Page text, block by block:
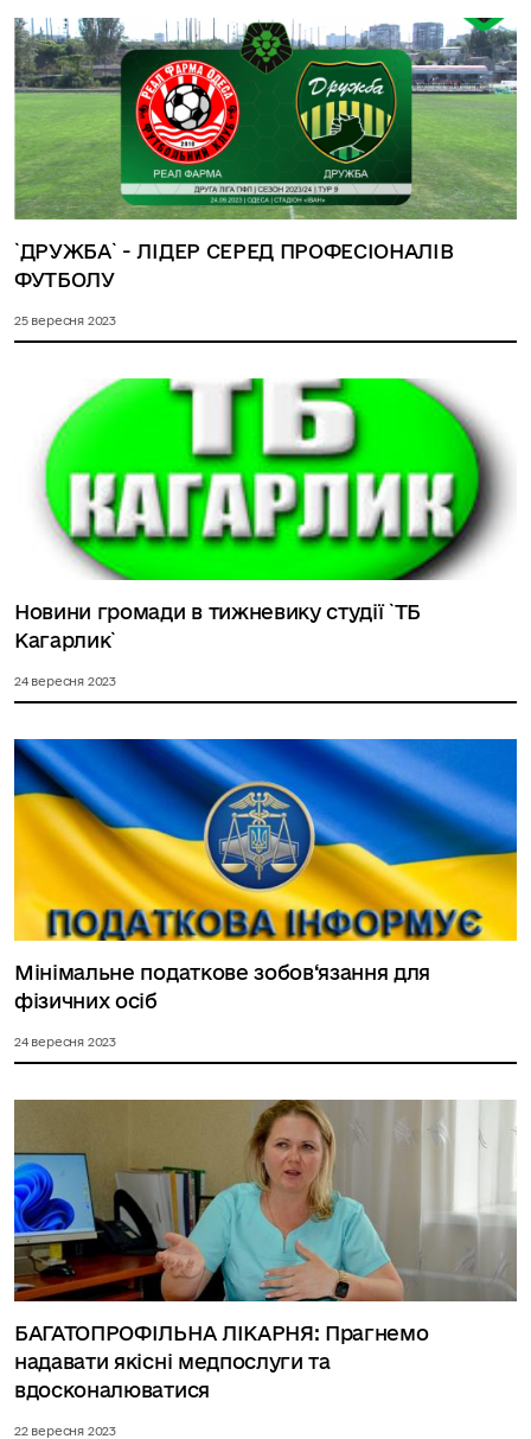
`ДРУЖБА` - ЛІДЕР СЕРЕД ПРОФЕСІОНАЛІВ
ФУТБОЛУ
25 вересня 2023
Новини громади в тижневику студії `ТБ
Кагарлик`
24 вересня 2023
Мінімальне податкове зобов‘язання для
фізичних осіб
24 вересня 2023
БАГАТОПРОФІЛЬНА ЛІКАРНЯ: Прагнемо
надавати якісні медпослуги та
вдосконалюватися
22 вересня 2023